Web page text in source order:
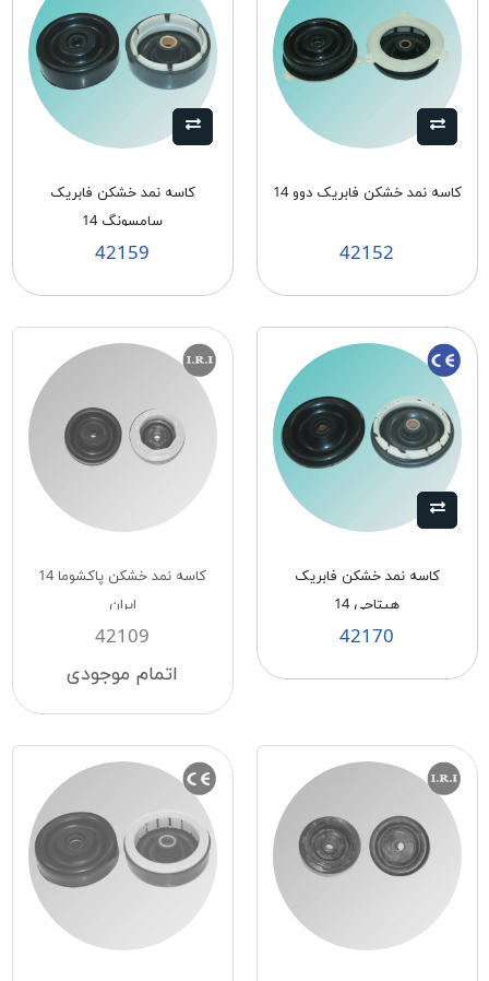
کاسه نمد خشکن فابریک دوو 14
42152
کاسه نمد خشکن فابریک
سامسونگ 14
42159
کاسه نمد خشکن فابریک
هیتاچی 14
42170
کاسه نمد خشکن پاکشوما 14
ایران
42109
اتمام موجودی